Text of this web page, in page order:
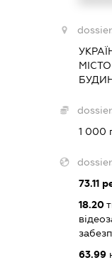
1 000
73.11
18.20
63.99